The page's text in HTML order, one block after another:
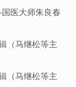
医大师朱良春
（马继松等主
（马继松等主